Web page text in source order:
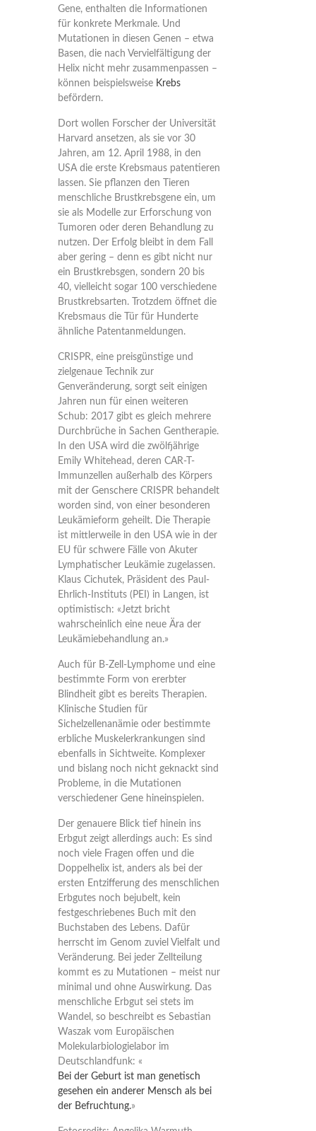
Gene, enthalten die Informationen
für konkrete Merkmale. Und
Mutationen in diesen Genen – etwa
Basen, die nach Vervielfältigung der
Helix nicht mehr zusammenpassen –
können beispielsweise Krebs
befördern.
Dort wollen Forscher der Universität
Harvard ansetzen, als sie vor 30
Jahren, am 12. April 1988, in den
USA die erste Krebsmaus patentieren
lassen. Sie pflanzen den Tieren
menschliche Brustkrebsgene ein, um
sie als Modelle zur Erforschung von
Tumoren oder deren Behandlung zu
nutzen. Der Erfolg bleibt in dem Fall
aber gering – denn es gibt nicht nur
ein Brustkrebsgen, sondern 20 bis
40, vielleicht sogar 100 verschiedene
Brustkrebsarten. Trotzdem öffnet die
Krebsmaus die Tür für Hunderte
ähnliche Patentanmeldungen.
CRISPR, eine preisgünstige und
zielgenaue Technik zur
Genveränderung, sorgt seit einigen
Jahren nun für einen weiteren
Schub: 2017 gibt es gleich mehrere
Durchbrüche in Sachen Gentherapie.
In den USA wird die zwölfjährige
Emily Whitehead, deren CAR-T-
Immunzellen außerhalb des Körpers
mit der Genschere CRISPR behandelt
worden sind, von einer besonderen
Leukämieform geheilt. Die Therapie
ist mittlerweile in den USA wie in der
EU für schwere Fälle von Akuter
Lymphatischer Leukämie zugelassen.
Klaus Cichutek, Präsident des Paul-
Ehrlich-Instituts (PEI) in Langen, ist
optimistisch: «Jetzt bricht
wahrscheinlich eine neue Ära der
Leukämiebehandlung an.»
Auch für B-Zell-Lymphome und eine
bestimmte Form von ererbter
Blindheit gibt es bereits Therapien.
Klinische Studien für
Sichelzellenanämie oder bestimmte
erbliche Muskelerkrankungen sind
ebenfalls in Sichtweite. Komplexer
und bislang noch nicht geknackt sind
Probleme, in die Mutationen
verschiedener Gene hineinspielen.
Der genauere Blick tief hinein ins
Erbgut zeigt allerdings auch: Es sind
noch viele Fragen offen und die
Doppelhelix ist, anders als bei der
ersten Entzifferung des menschlichen
Erbgutes noch bejubelt, kein
festgeschriebenes Buch mit den
Buchstaben des Lebens. Dafür
herrscht im Genom zuviel Vielfalt und
Veränderung. Bei jeder Zellteilung
kommt es zu Mutationen – meist nur
minimal und ohne Auswirkung. Das
menschliche Erbgut sei stets im
Wandel, so beschreibt es Sebastian
Waszak vom Europäischen
Molekularbiologielabor im
Deutschlandfunk: «
Bei der Geburt ist man genetisch
gesehen ein anderer Mensch als bei
der Befruchtung.»